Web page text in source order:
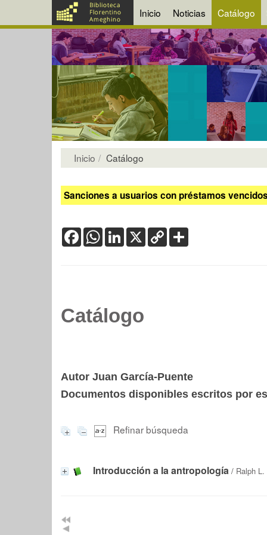
Inicio Noticias Catálogo
Inicio Catálogo
Sanciones a usuarios con préstamos
FacebookWhatsApp
LinkedIn
X Copy
Link
Catálogo
Autor Juan García-Puente
Documentos disponibles escritos por
Refinar búsqueda
Introducción a la antropología / Ralph